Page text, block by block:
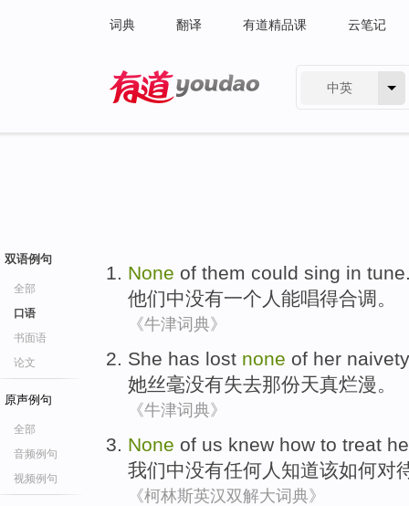
词典 翻译 有道精品课 云笔记
中英
双语例句
全部
口语
书面语
论文
原声例句
全部
音频例句
视频例句
None of them could sing in tune
他们中没有一个人 能唱得合调。
《牛津词典》
She has lost none of her naivety
她丝毫没有失去那份天真烂漫。
《牛津词典》
None of us knew how to treat
我们中没有任何人 知道该如何对
《柯林斯英汉双解大词典》